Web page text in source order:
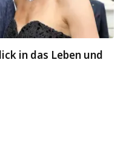
in das Leben und